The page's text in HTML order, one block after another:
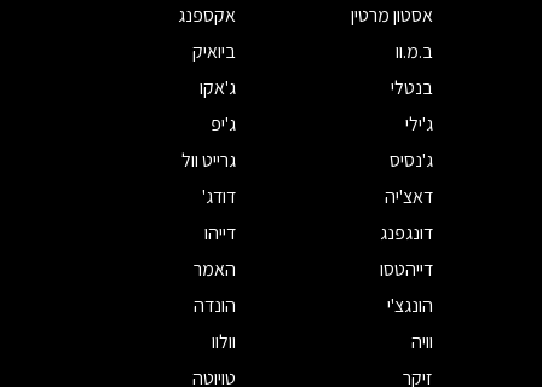
אסטון מרטין
אקספנג
ב.מ.וו
ביואיק
בנטלי
ג'אקו
ג'ילי
ג'יפ
ג'נסיס
גרייט וול
דאצ'יה
דודג'
דונגפנג
דייהו
דייהטסו
האמר
הונגצ'י
הונדה
וויה
וולוו
זיקר
טויוטה